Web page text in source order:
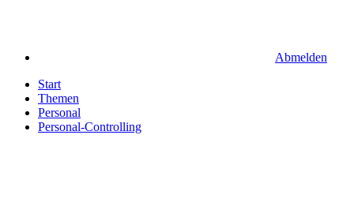
Abmelden
Start
Themen
Personal
Personal-Controlling